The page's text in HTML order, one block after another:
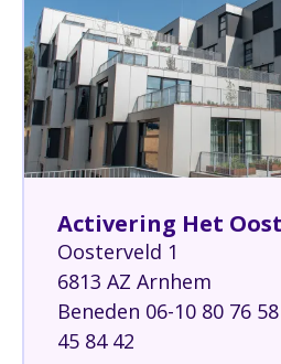
Activering Het
Oosterveld 1
6813 AZ Arnhem
Beneden 06-10 80 76
45 84 42